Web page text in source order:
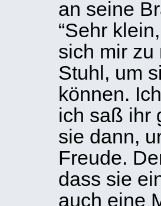
an seine
“Sehr
sich mir zu
Stuhl, um
können.
ich saß ihr
sie dann,
Freude.
dass sie
auch eine